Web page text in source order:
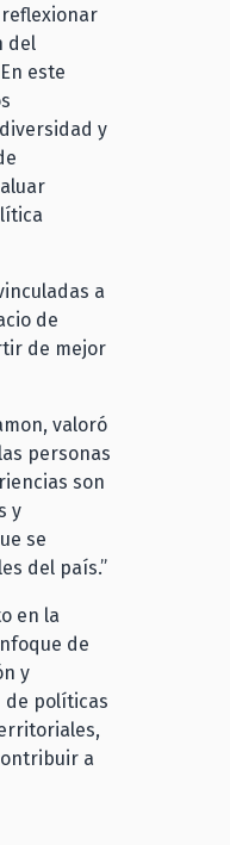
del
este
y
a
de
de mejor
valoró
personas
son
y
se
del país.”
en la
de
y
de políticas
a